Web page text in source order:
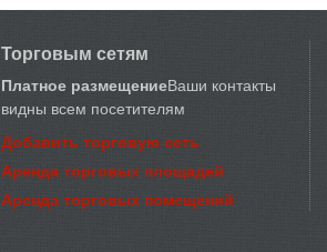
Торговым сетям
Платное размещениеВаши контакты
видны всем посетителям
Добавить торговую сеть
Аренда торговых площадей
Аренда торговых помещений